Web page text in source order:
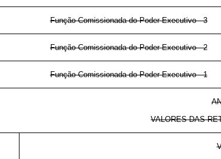
Função Comissionada do Poder Executivo - 3
Função Comissionada do Poder Executivo - 2
Função Comissionada do Poder Executivo - 1
VALORES DAS